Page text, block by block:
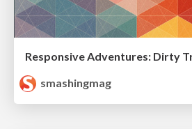
smashingmag